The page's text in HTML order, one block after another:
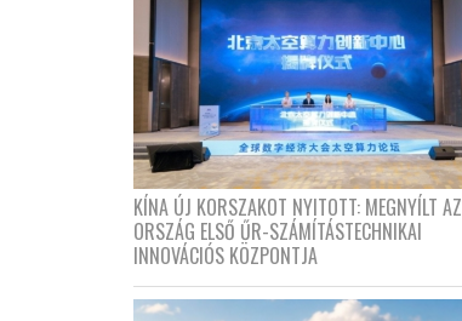
KÍNA ÚJ KORSZAKOT NYITOTT: MEGNYÍLT AZ
ORSZÁG ELSŐ ŰR-SZÁMÍTÁSTECHNIKAI
INNOVÁCIÓS KÖZPONTJA